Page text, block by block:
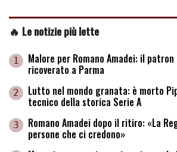
🔥 Le notizie più lette
1 Malore per Romano Amadei: il
ricoverato a Parma
2 Lutto nel mondo granata: è morto
tecnico della storica Serie A
3 Romano Amadei dopo il ritiro: «La
persone che ci credono»